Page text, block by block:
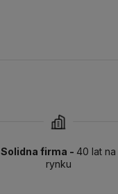
Solidna firma -40 lat na
rynku